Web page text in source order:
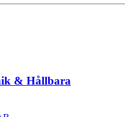
& Hållbara